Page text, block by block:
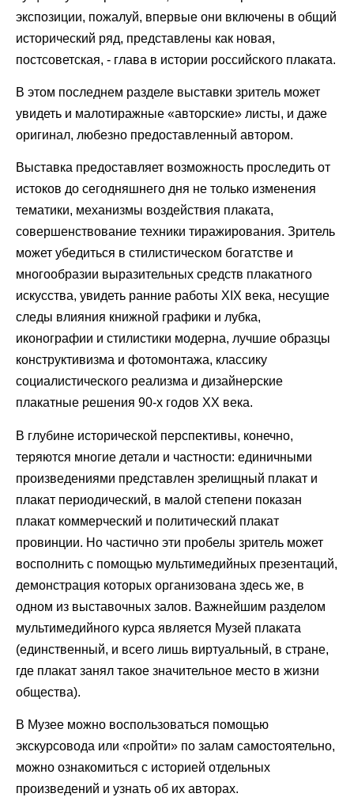
экспозиции, пожалуй, впервые они включены в общий
исторический ряд, представлены как новая,
постсоветская, - глава в истории российского плаката.
В этом последнем разделе выставки зритель может
увидеть и малотиражные «авторские» листы, и даже
оригинал, любезно предоставленный автором.
Выставка предоставляет возможность проследить от
истоков до сегодняшнего дня не только изменения
тематики, механизмы воздействия плаката,
совершенствование техники тиражирования. Зритель
может убедиться в стилистическом богатстве и
многообразии выразительных средств плакатного
искусства, увидеть ранние работы XIX века, несущие
следы влияния книжной графики и лубка,
иконографии и стилистики модерна, лучшие образцы
конструктивизма и фотомонтажа, классику
социалистического реализма и дизайнерские
плакатные решения 90-х годов ХХ века.
В глубине исторической перспективы, конечно,
теряются многие детали и частности: единичными
произведениями представлен зрелищный плакат и
плакат периодический, в малой степени показан
плакат коммерческий и политический плакат
провинции. Но частично эти пробелы зритель может
восполнить с помощью мультимедийных презентаций,
демонстрация которых организована здесь же, в
одном из выставочных залов. Важнейшим разделом
мультимедийного курса является Музей плаката
(единственный, и всего лишь виртуальный, в стране,
где плакат занял такое значительное место в жизни
общества).
В Музее можно воспользоваться помощью
экскурсовода или «пройти» по залам самостоятельно,
можно ознакомиться с историей отдельных
произведений и узнать об их авторах.